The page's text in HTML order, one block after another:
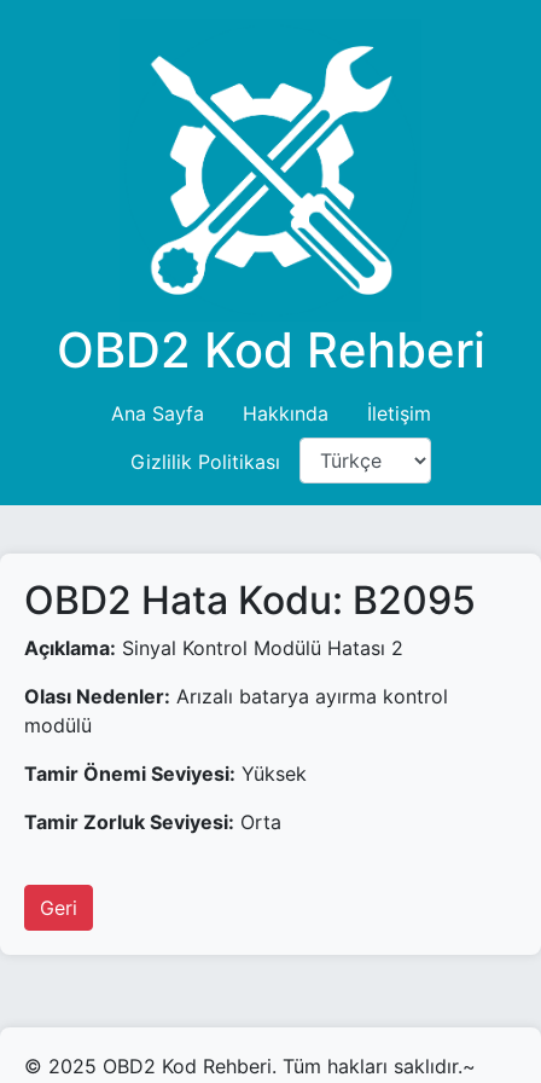
OBD2 Kod Rehberi
Ana Sayfa Hakkında
İletişim
Gizlilik Politikası
OBD2 Hata Kodu: B2095
Açıklama: Sinyal Kontrol Modülü Hatası 2
Olası Nedenler: Arızalı batarya ayırma kontrol
modülü
Tamir Önemi Seviyesi: Yüksek
Tamir Zorluk Seviyesi: Orta
Geri
© 2025 OBD2 Kod Rehberi. Tüm hakları saklıdır.~